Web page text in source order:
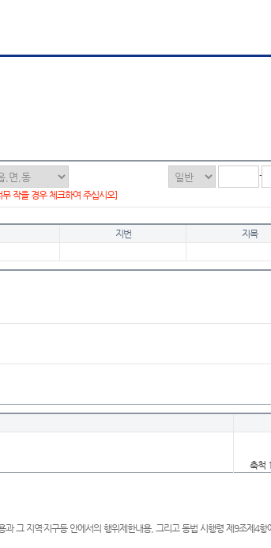
-
무 작을 경우 체크하여 주십시오]
지번 지목
축척
과 그 지역·지구등 안에서의 행위제한내용, 그리고 동법 시행령 제9조제4